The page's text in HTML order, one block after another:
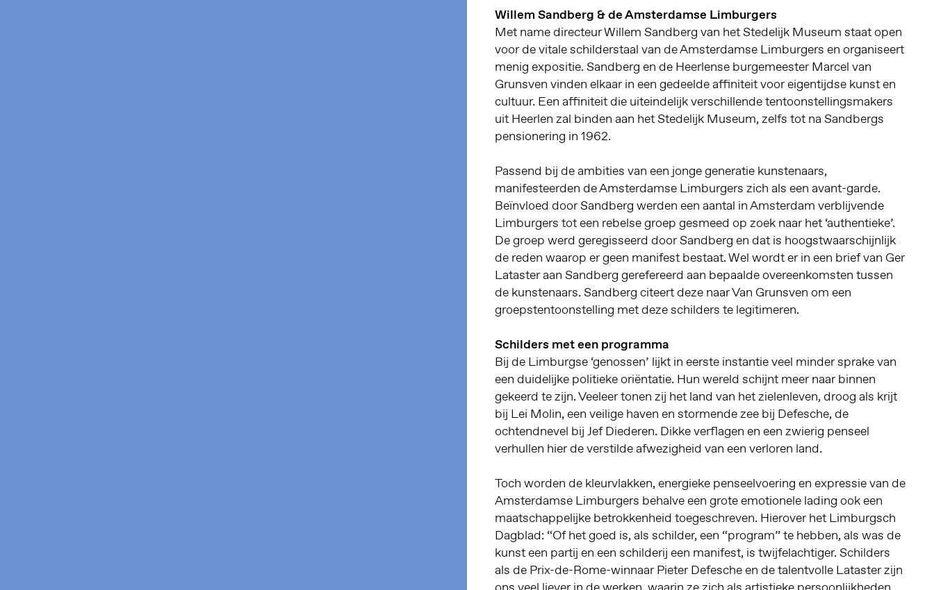
Willem Sandberg & de Amsterdamse Limburgers
Met name directeur Willem Sandberg van het Stedelijk Museum staat open
voor de vitale schilderstaal van de Amsterdamse Limburgers en organiseert
menig expositie. Sandberg en de Heerlense burgemeester Marcel van
Grunsven vinden elkaar in een gedeelde affiniteit voor eigentijdse kunst en
cultuur. Een affiniteit die uiteindelijk verschillende tentoonstellingsmakers
uit Heerlen zal binden aan het Stedelijk Museum, zelfs tot na Sandbergs
pensionering in 1962.
Passend bij de ambities van een jonge generatie kunstenaars,
manifesteerden de Amsterdamse Limburgers zich als een avant-garde.
Beïnvloed door Sandberg werden een aantal in Amsterdam verblijvende
Limburgers tot een rebelse groep gesmeed op zoek naar het ‘authentieke’.
De groep werd geregisseerd door Sandberg en dat is hoogstwaarschijnlijk
de reden waarop er geen manifest bestaat. Wel wordt er in een brief van Ger
Lataster aan Sandberg gerefereerd aan bepaalde overeenkomsten tussen
de kunstenaars. Sandberg citeert deze naar Van Grunsven om een
groepstentoonstelling met deze schilders te legitimeren.
Schilders met een programma
Bij de Limburgse ‘genossen’ lijkt in eerste instantie veel minder sprake van
een duidelijke politieke oriëntatie. Hun wereld schijnt meer naar binnen
gekeerd te zijn. Veeleer tonen zij het land van het zielenleven, droog als krijt
bij Lei Molin, een veilige haven en stormende zee bij Defesche, de
ochtendnevel bij Jef Diederen. Dikke verflagen en een zwierig penseel
verhullen hier de verstilde afwezigheid van een verloren land.
Toch worden de kleurvlakken, energieke penseelvoering en expressie van de
Amsterdamse Limburgers behalve een grote emotionele lading ook een
maatschappelijke betrokkenheid toegeschreven. Hierover het Limburgsch
Dagblad: “Of het goed is, als schilder, een “program” te hebben, als was de
kunst een partij en een schilderij een manifest, is twijfelachtiger. Schilders
als de Prix-de-Rome-winnaar Pieter Defesche en de talentvolle Lataster zijn